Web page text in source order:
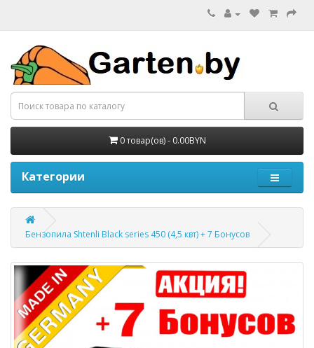
0 товар(ов) - 0.00BYN
Категории
Бензопила Shtenli Black series 450 (4,5 квт) + 7 Бонусов